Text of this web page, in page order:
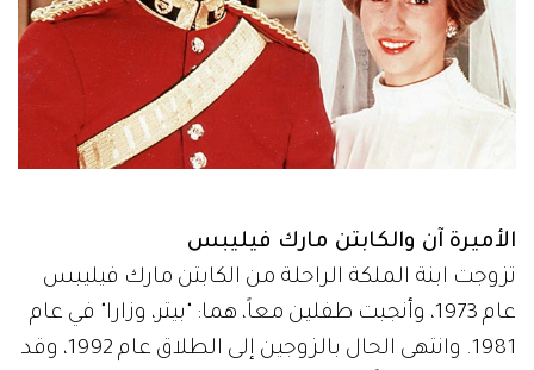
الأميرة آن والكابتن مارك فيليبس
تزوجت ابنة الملكة الراحلة من الكابتن مارك فيليبس
عام 1973، وأنجبت طفلين معاً، هما: "بيتر، وزارا" في عام
1981. وانتهى الحال بالزوجين إلى الطلاق عام 1992، وقد